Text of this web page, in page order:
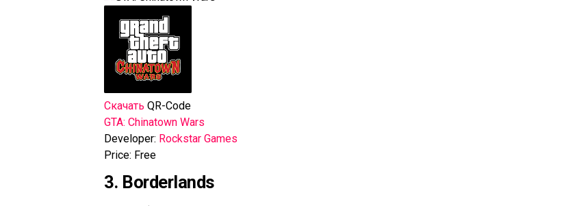
Скачать QR-Code
GTA: Chinatown Wars
Developer: Rockstar Games
Price: Free
3. Borderlands